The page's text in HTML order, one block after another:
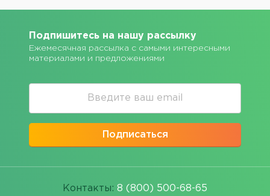
Подпишитесь на нашу рассылку
Ежемесячная рассылка с самыми интересными
материалами и предложениями
Подписаться
Контакты: 8 (800) 500-68-65